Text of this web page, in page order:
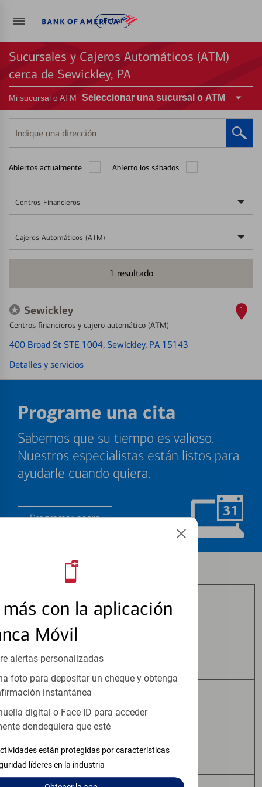
Entrar
con la aplicación
Móvil
alertas personalizadas
foto para depositar un cheque y obtenga
instantánea
digital o Face ID para acceder
dondequiera que esté
están protegidas por características
líderes en la industria
Sucursales y Cajeros Automáticos (ATM)
cerca de Sewickley, PA
Mi sucursal o ATM Seleccionar una sucursal o ATM
Indique
una
Abiertos actualmente Abierto los sábados
Centros Financieros
Cajeros Automáticos (ATM)
1 resultado
Sewickley
Centros financieros y cajero automático (ATM)
400 Broad St STE 1004, Sewickley, PA 15143
Detalles y servicios
1
Programe una cita
Sabemos que su tiempo es valioso.
Nuestros especialistas están listos para
ayudarle cuando quiera.
Programar ahora
Los productos de inversión y seguros:
No Están Asegurados por FDIC
No Tienen Garantía Bancaria
No Constituyen Depósitos